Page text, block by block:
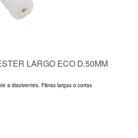
LARGO ECO D.50MM
a disolventes. Fibras largas o cortas